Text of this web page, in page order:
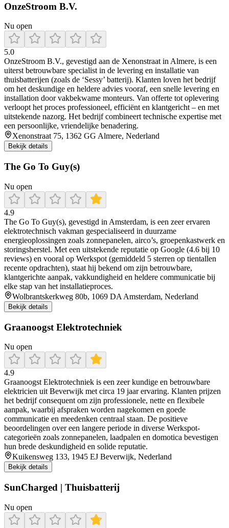
OnzeStroom B.V.
Nu open
5.0
OnzeStroom B.V., gevestigd aan de Xenonstraat in Almere, is een
uiterst betrouwbare specialist in de levering en installatie van
thuisbatterijen (zoals de ‘Sessy’ batterij). Klanten loven het bedrijf
om het deskundige en heldere advies vooraf, een snelle levering en
installation door vakbekwame monteurs. Van offerte tot oplevering
verloopt het proces professioneel, efficiënt en klantgericht – en met
uitstekende nazorg. Het bedrijf combineert technische expertise met
een persoonlijke, vriendelijke benadering.
Xenonstraat 75, 1362 GG Almere, Nederland
Bekijk details
The Go To Guy(s)
Nu open
4.9
The Go To Guy(s), gevestigd in Amsterdam, is een zeer ervaren
elektrotechnisch vakman gespecialiseerd in duurzame
energieoplossingen zoals zonnepanelen, airco’s, groepenkastwerk en
storingsherstel. Met een uitstekende reputatie op Google (4.6 bij 10
reviews) en vooral op Werkspot (gemiddeld 5 sterren op tientallen
recente opdrachten), staat hij bekend om zijn betrouwbare,
klantgerichte aanpak, vakkundigheid en heldere communicatie bij
elke stap van het installatieproces.
Wolbrantskerkweg 80b, 1069 DA Amsterdam, Nederland
Bekijk details
Graanoogst Elektrotechniek
Nu open
4.9
Graanoogst Elektrotechniek is een zeer kundige en betrouwbare
elektricien uit Beverwijk met circa 19 jaar ervaring. Klanten prijzen
het bedrijf consequent om zijn professionele, nette en flexibele
aanpak, waarbij afspraken worden nagekomen en goede
communicatie en meedenken centraal staan. De positieve
beoordelingen over een langere periode in diverse Werkspot-
categorieën zoals zonnepanelen, laadpalen en domotica bevestigen
hun brede deskundigheid en solide reputatie.
Kuikensweg 133, 1945 EJ Beverwijk, Nederland
Bekijk details
SunCharged | Thuisbatterij
Nu open